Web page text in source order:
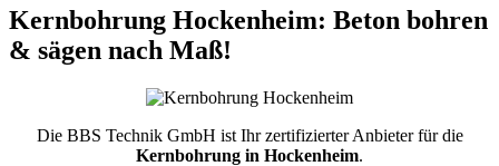
Kernbohrung Hockenheim: Beton bohren
& sägen nach Maß!
Die BBS Technik GmbH ist Ihr zertifizierter Anbieter für die
Kernbohrung in Hockenheim.